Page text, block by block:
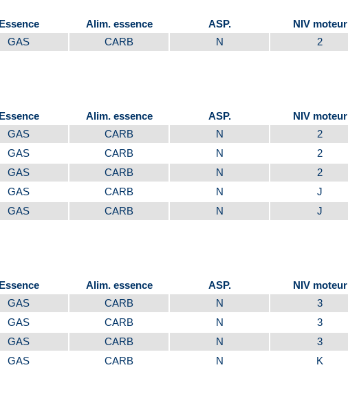
Essence Alim. essence ASP. NIV moteur
GAS CARB N 2
Essence Alim. essence ASP. NIV moteur
GAS CARB N 2
GAS CARB N 2
GAS CARB N 2
GAS CARB N J
GAS CARB N J
Essence Alim. essence ASP. NIV moteur
GAS CARB N 3
GAS CARB N 3
GAS CARB N 3
GAS CARB N K